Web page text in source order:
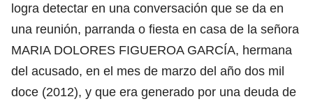
logra detectar en una conversación que se da en
una reunión, parranda o fiesta en casa de la señora
MARIA DOLORES FIGUEROA GARCÍA, hermana
del acusado, en el mes de marzo del año dos mil
doce (2012), y que era generado por una deuda de